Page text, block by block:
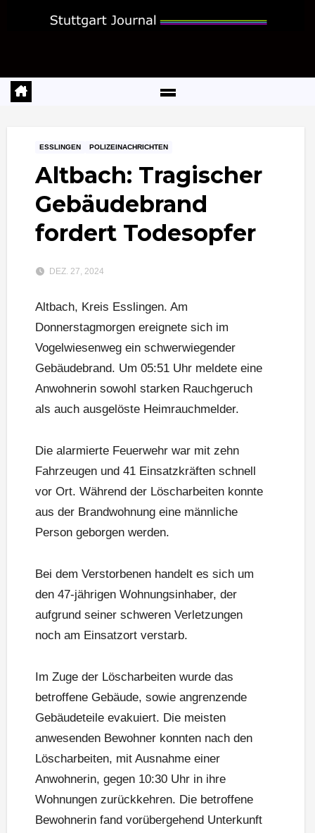
ESSLINGEN POLIZEINACHRICHTEN
Altbach: Tragischer
Gebäudebrand
fordert Todesopfer
DEZ. 27, 2024
Altbach, Kreis Esslingen. Am
Donnerstagmorgen ereignete sich im
Vogelwiesenweg ein schwerwiegender
Gebäudebrand. Um 05:51 Uhr meldete eine
Anwohnerin sowohl starken Rauchgeruch
als auch ausgelöste Heimrauchmelder.
Die alarmierte Feuerwehr war mit zehn
Fahrzeugen und 41 Einsatzkräften schnell
vor Ort. Während der Löscharbeiten konnte
aus der Brandwohnung eine männliche
Person geborgen werden.
Bei dem Verstorbenen handelt es sich um
den 47-jährigen Wohnungsinhaber, der
aufgrund seiner schweren Verletzungen
noch am Einsatzort verstarb.
Im Zuge der Löscharbeiten wurde das
betroffene Gebäude, sowie angrenzende
Gebäudeteile evakuiert. Die meisten
anwesenden Bewohner konnten nach den
Löscharbeiten, mit Ausnahme einer
Anwohnerin, gegen 10:30 Uhr in ihre
Wohnungen zurückkehren. Die betroffene
Bewohnerin fand vorübergehend Unterkunft